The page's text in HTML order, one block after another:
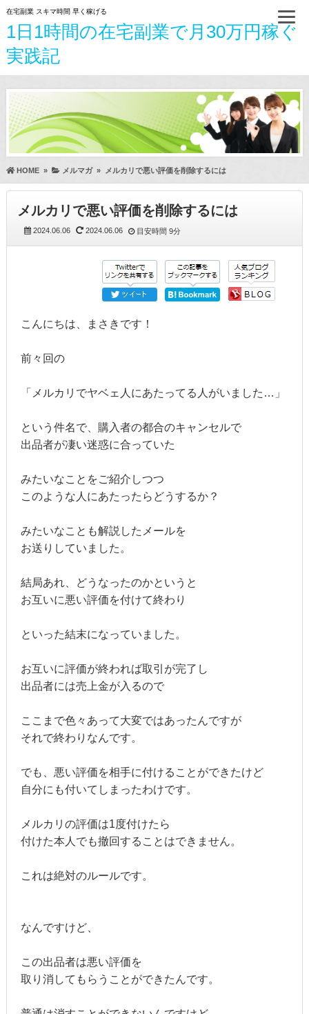
在宅副業 スキマ時間 早く稼げる
1日1時間の在宅副業で月30万円稼ぐ
実践記
HOME» メルマガ» メルカリで悪い評価を削除するには
メルカリで悪い評価を削除するには
2024.06.06 2024.06.06 目安時間 9分
こんにちは、まさきです！
前々回の
「メルカリでヤベェ人にあたってる人がいました…」
という件名で、購入者の都合のキャンセルで
出品者が凄い迷惑に合っていた
みたいなことをご紹介しつつ
このような人にあたったらどうするか？
みたいなことも解説したメールを
お送りしていました。
結局あれ、どうなったのかというと
お互いに悪い評価を付けて終わり
といった結末になっていました。
お互いに評価が終われば取引が完了し
出品者には売上金が入るので
ここまで色々あって大変ではあったんですが
それで終わりなんです。
でも、悪い評価を相手に付けることができたけど
自分にも付いてしまったわけです。
メルカリの評価は1度付けたら
付けた本人でも撤回することはできません。
これは絶対のルールです。
なんですけど、
この出品者は悪い評価を
取り消してもらうことができたんです。